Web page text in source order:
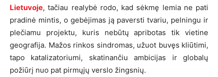
Lietuvoje, tačiau realybė rodo, kad sėkmę lemia ne pati
pradinė mintis, o gebėjimas ją paversti tvariu, pelningu ir
plečiamu projektu, kuris nebūtų apribotas tik vietine
geografija. Mažos rinkos sindromas, užuot buvęs kliūtimi,
tapo katalizatoriumi, skatinančiu ambicijas ir globalų
požiūrį nuo pat pirmųjų verslo žingsnių.